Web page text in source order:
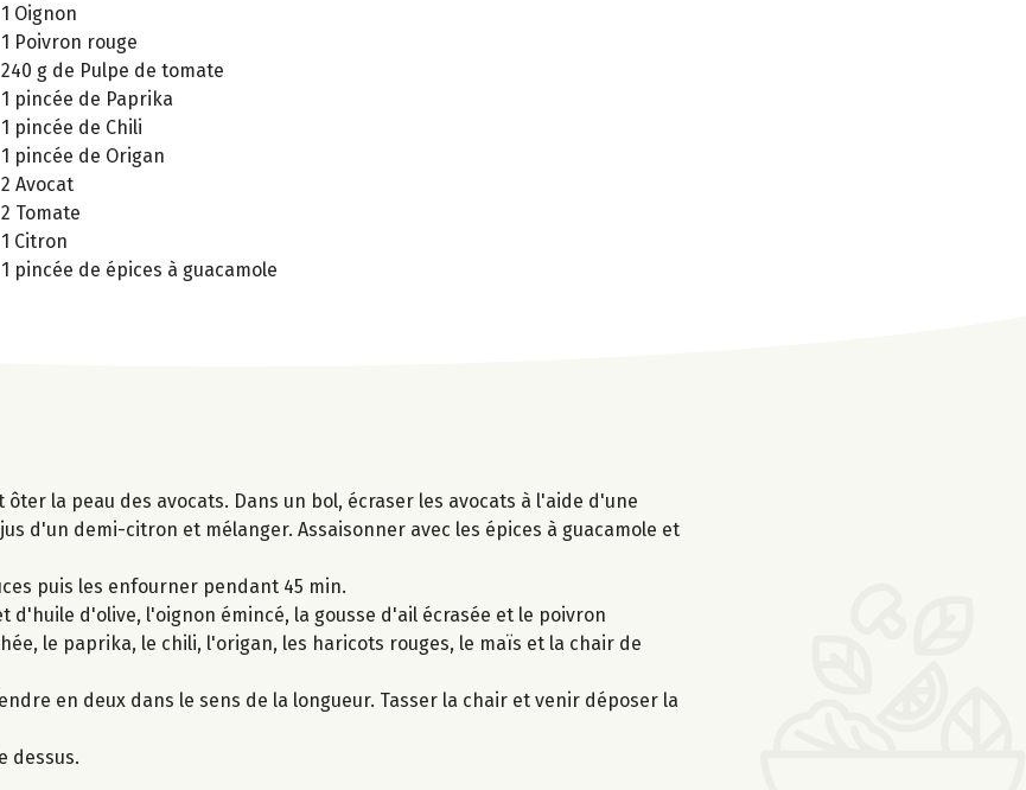
1 Oignon
1 Poivron rouge
240 g de Pulpe de tomate
1 pincée de Paprika
1 pincée de Chili
1 pincée de Origan
2 Avocat
2 Tomate
1 Citron
1 pincée de épices à guacamole
la peau des avocats. Dans un bol, écraser les avocats à l'aide d'une
d'un demi-citron et mélanger. Assaisonner avec les épices à guacamole et
puis les enfourner pendant 45 min.
d'olive, l'oignon émincé, la gousse d'ail écrasée et le poivron
le paprika, le chili, l'origan, les haricots rouges, le maïs et la chair de
en deux dans le sens de la longueur. Tasser la chair et venir déposer la
dessus.